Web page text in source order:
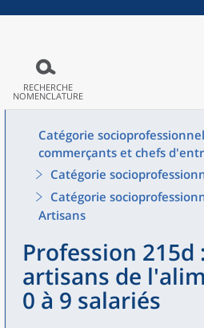
RECHERCHE
NOMENCLATURE
Catégorie
commerçants et chefs
Catégorie
Catégorie
Artisans
Profession 215d
artisans de
0 à 9 salariés